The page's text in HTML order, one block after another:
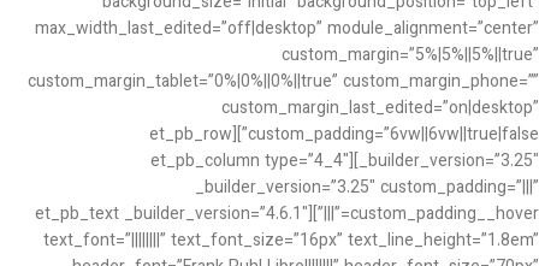
max_width_last_edited=”off|desktop” module_alignment=”center”
custom_margin=”5%|5%||5%||true”
custom_margin_tablet=”0%|0%||0%||true” custom_margin_phone=””
custom_margin_last_edited=”on|desktop”
custom_padding=”6vw||6vw||true|false”][et_pb_row
_builder_version=”3.25″][et_pb_column type=”4_4″
_builder_version=”3.25″ custom_padding=”|||”
custom_padding__hover=”|||”][et_pb_text _builder_version=”4.6.1″
text_font=”||||||||” text_font_size=”16px” text_line_height=”1.8em”